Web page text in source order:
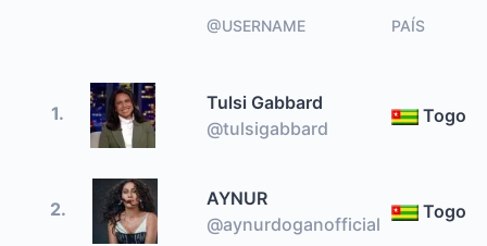
@USERNAME PAÍS
1.
Tulsi Gabbard
@tulsigabbard
Togo
2.
AYNUR
@aynurdoganofficial
Togo